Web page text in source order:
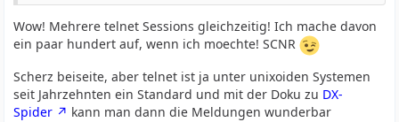
Wow! Mehrere telnet Sessions gleichzeitig! Ich mache davon
ein paar hundert auf, wenn ich moechte! SCNR
Scherz beiseite, aber telnet ist ja unter unixoiden Systemen
seit Jahrzehnten ein Standard und mit der Doku zu DX-
Spider
kann man dann die Meldungen wunderbar